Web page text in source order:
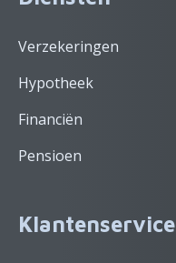
Verzekeringen
Hypotheek
Financiën
Pensioen
Klantenservice